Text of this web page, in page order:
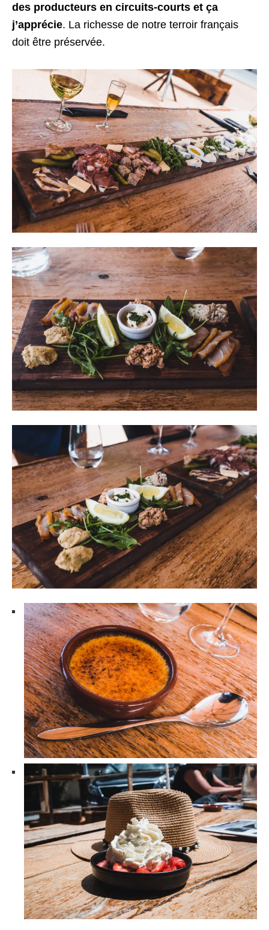
des producteurs en circuits-courts et ça
j’apprécie. La richesse de notre terroir français
doit être préservée.